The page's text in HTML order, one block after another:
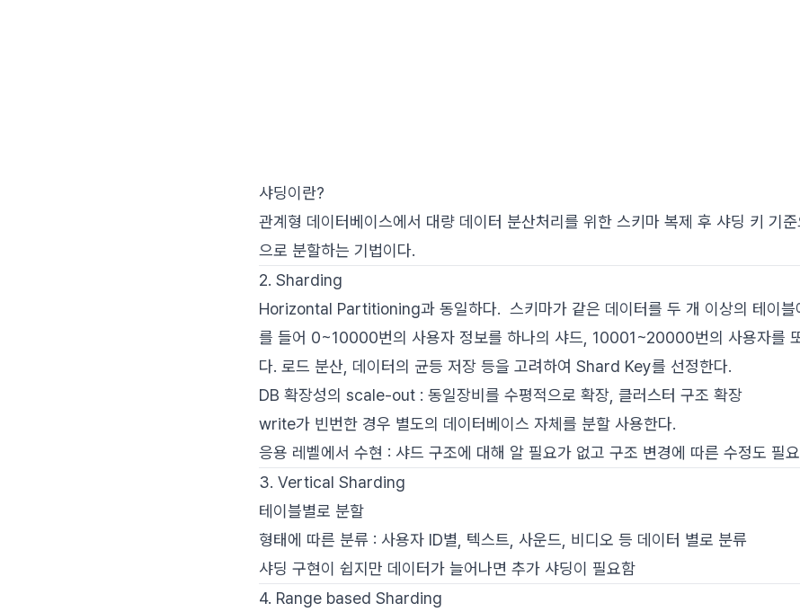
샤딩이란?
관계형 데이터베이스에서 대량 데이터 분산처리를 위한 스키마 복제 후 샤딩 키 기
으로 분할하는 기법이다.
2. Sharding
Horizontal Partitioning과 동일하다. 스키마가 같은 데이터를 두 개 이상의 테이블
를 들어 0~10000번의 사용자 정보를 하나의 샤드, 10001~20000번의 사용자를
다. 로드 분산, 데이터의 균등 저장 등을 고려하여 Shard Key를 선정한다.
DB 확장성의 scale-out : 동일장비를 수평적으로 확장, 클러스터 구조 확장
write가 빈번한 경우 별도의 데이터베이스 자체를 분할 사용한다.
응용 레벨에서 수현 : 샤드 구조에 대해 알 필요가 없고 구조 변경에 따른 수정도 필
3. Vertical Sharding
테이블별로 분할
형태에 따른 분류 : 사용자 ID별, 텍스트, 사운드, 비디오 등 데이터 별로 분류
샤딩 구현이 쉽지만 데이터가 늘어나면 추가 샤딩이 필요함
4. Range based Sharding